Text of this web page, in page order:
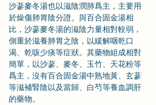
沙蔘麥冬湯也以滋陰潤肺爲主，主要用
於燥傷肺胃陰分證。與百合固金湯相
比，沙蔘麥冬湯的滋陰力量相對較弱，
側重於滋養肺胃之陰，以緩解咽乾口
渴、乾咳少痰等症狀。其藥物組成相對
簡單，以沙蔘、麥冬、玉竹、天花粉等
爲主，沒有百合固金湯中熟地黃、玄蔘
等滋補腎陰以及當歸、白芍等養血調肝
的藥物。